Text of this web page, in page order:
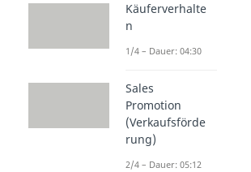
Käuferverhalte
n
1/4 – Dauer: 04:30
Sales
Promotion
(Verkaufsförde
rung)
2/4 – Dauer: 05:12